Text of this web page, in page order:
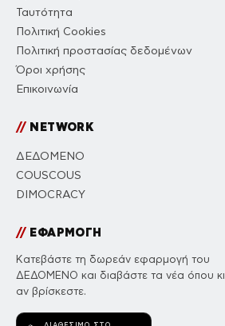
Ταυτότητα
Πολιτική Cookies
Πολιτική προστασίας δεδομένων
Όροι χρήσης
Επικοινωνία
//NETWORK
ΔΕΔΟΜΕΝΟ
COUSCOUS
DIMOCRACY
//ΕΦΑΡΜΟΓΗ
Κατεβάστε τη δωρεάν εφαρμογή του
ΔΕΔΟΜΕΝΟ και διαβάστε τα νέα όπου κι
αν βρίσκεστε.